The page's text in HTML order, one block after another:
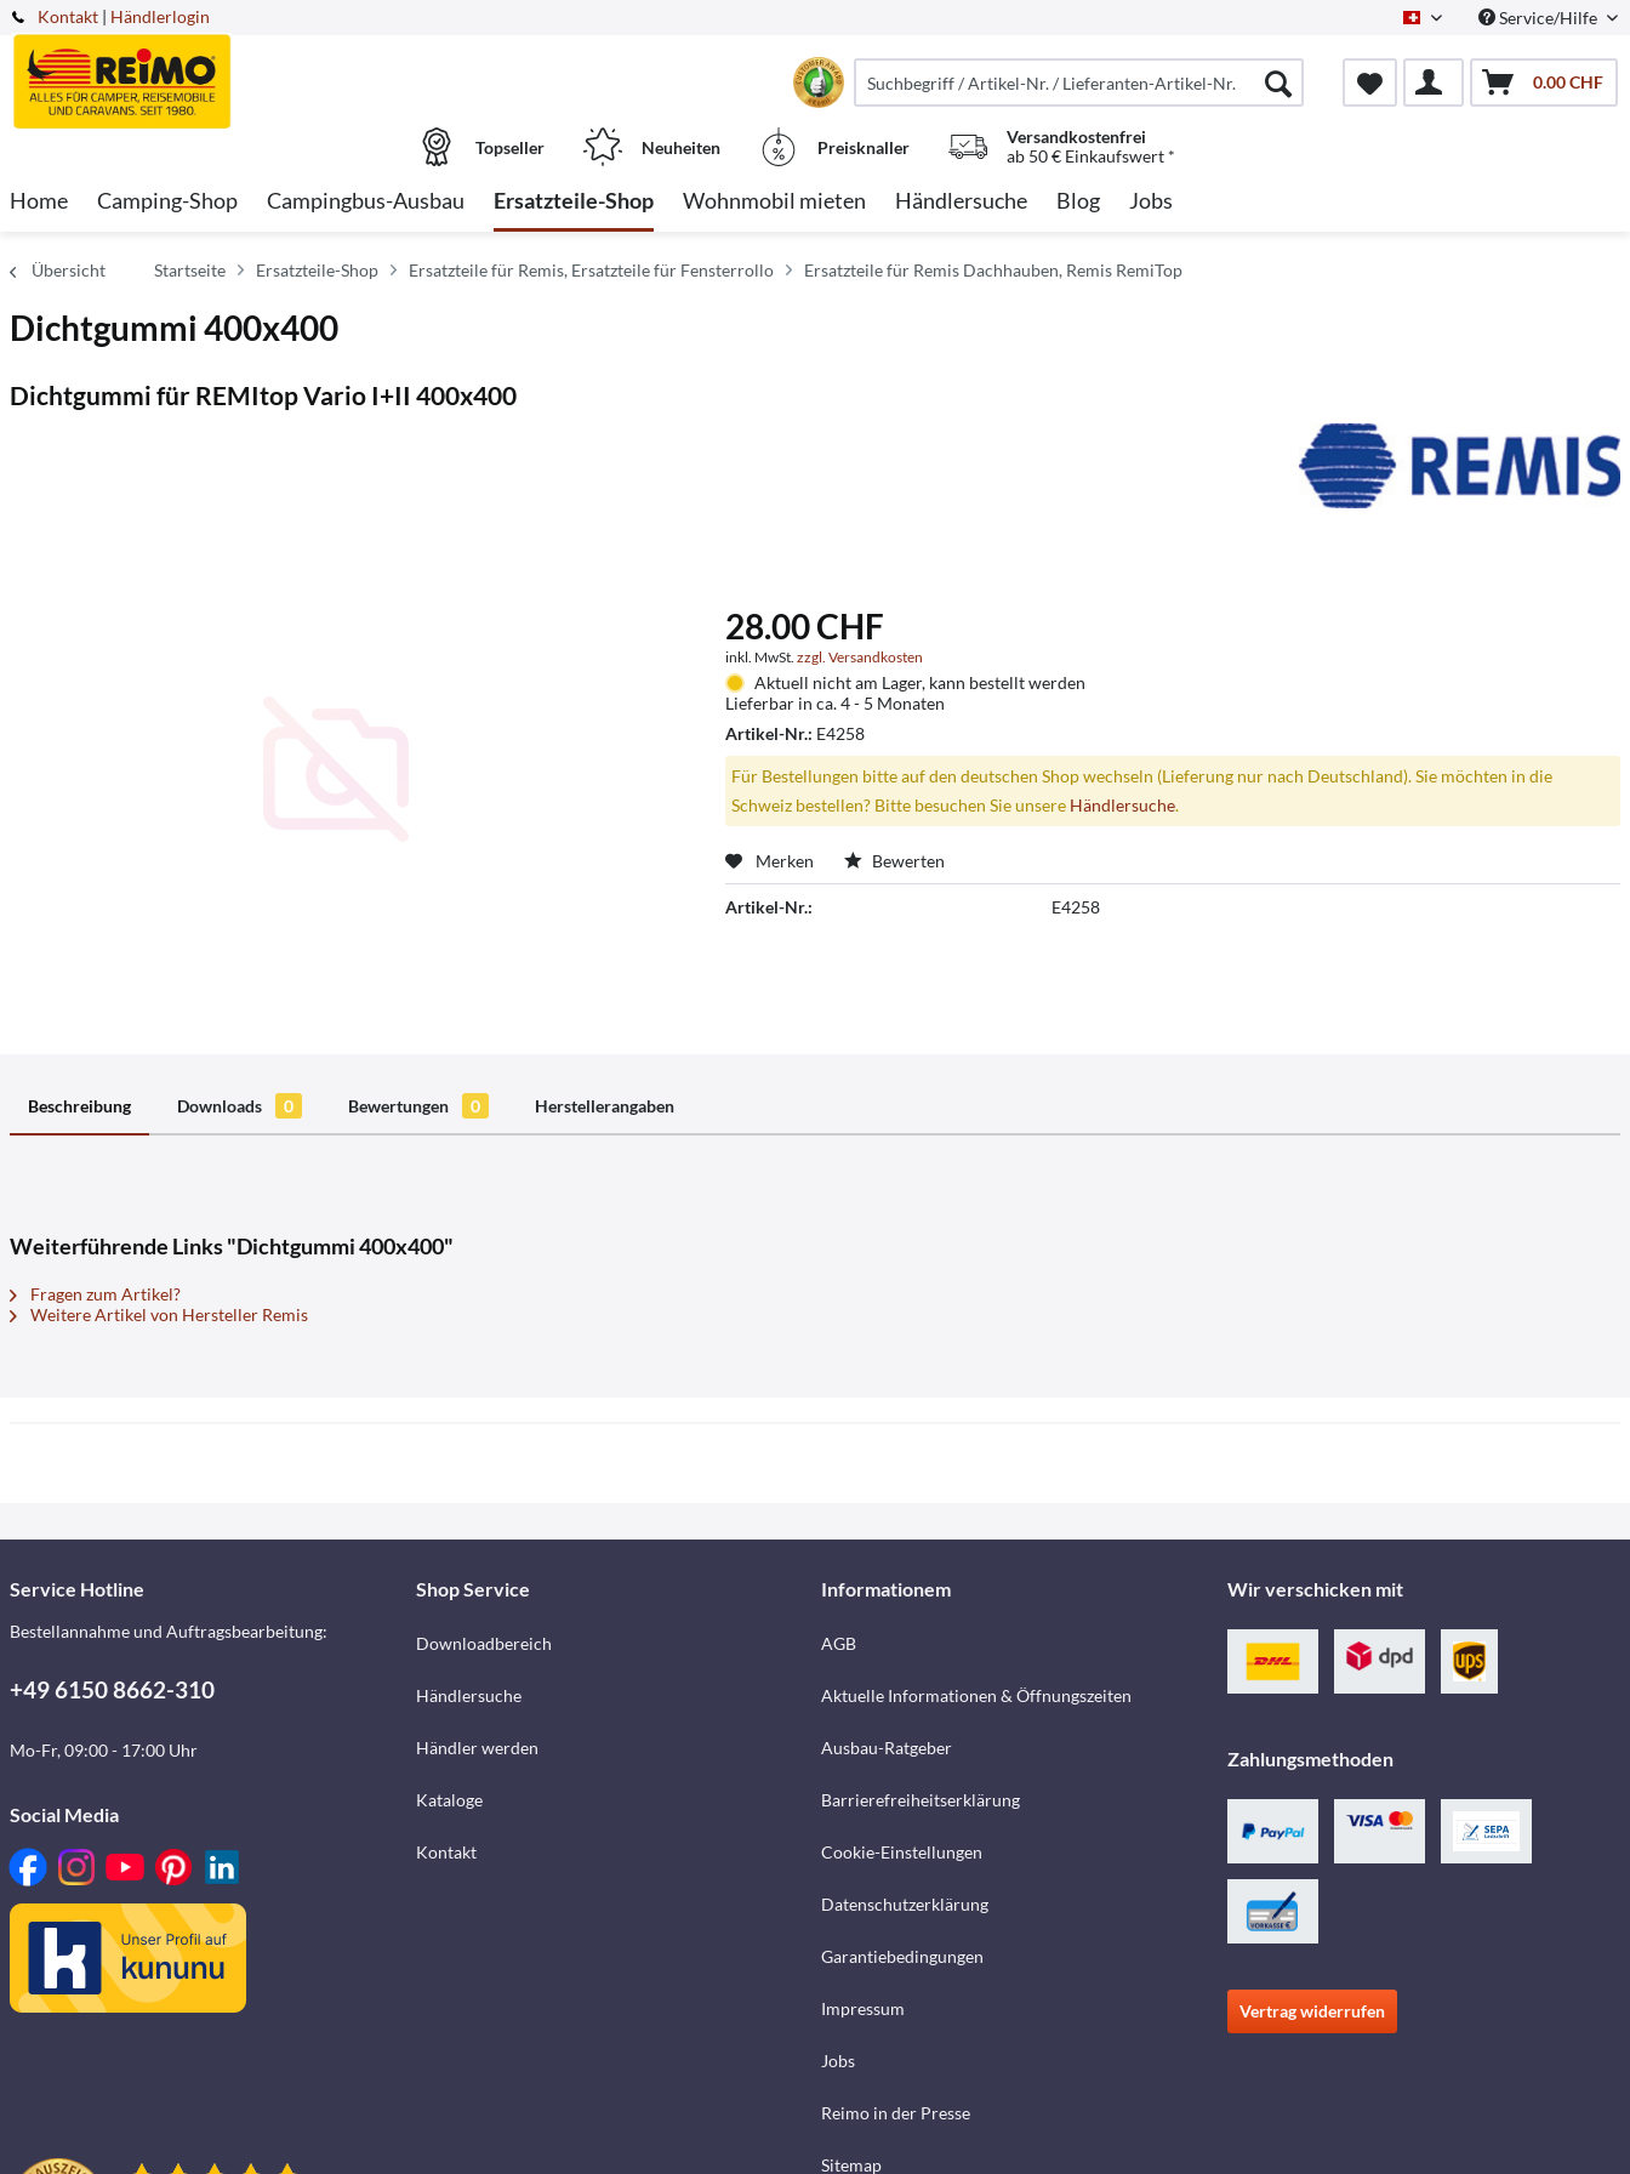
Kontakt Schweiz/DeutschService/Hilfe
| Händlerlogin
0.00 CHF
Topseller Neuheiten Preisknaller
Versandkostenfrei
ab 50 € Einkaufswert *
Home Camping-Shop Campingbus-Ausbau Ersatzteile-Shop Wohnmobil mieten Händlersuche Blog Jobs
Übersicht Startseite Ersatzteile-Shop Ersatzteile für Remis, Ersatzteile für Fensterrollo Ersatzteile für Remis Dachhauben, Remis RemiTop
Dichtgummi 400x400
Dichtgummi für REMItop Vario I+II 400x400
28.00 CHF
inkl. MwSt.zzgl. Versandkosten
Aktuell nicht am Lager, kann bestellt werden
Lieferbar in ca. 4 - 5 Monaten
Artikel-Nr.: E4258
Für Bestellungen bitte auf den deutschen Shop wechseln (Lieferung nur nach Deutschland). Sie möchten in die
Schweiz bestellen? Bitte besuchen Sie unsere Händlersuche.
Merken Bewerten
Artikel-Nr.: E4258
Beschreibung Downloads 0 Bewertungen 0 Herstellerangaben
Weiterführende Links "Dichtgummi 400x400"
Fragen zum Artikel?
Weitere Artikel von Hersteller Remis
Service Hotline
Bestellannahme und Auftragsbearbeitung:
+49 6150 8662-310
Mo-Fr, 09:00 - 17:00 Uhr
Social Media
Shop Service
Downloadbereich
Händlersuche
Händler werden
Kataloge
Kontakt
Informationem
AGB
Aktuelle Informationen & Öffnungszeiten
Ausbau-Ratgeber
Barrierefreiheitserklärung
Cookie-Einstellungen
Datenschutzerklärung
Garantiebedingungen
Impressum
Jobs
Reimo in der Presse
Sitemap
Wir verschicken mit
Zahlungsmethoden
Vertrag widerrufen